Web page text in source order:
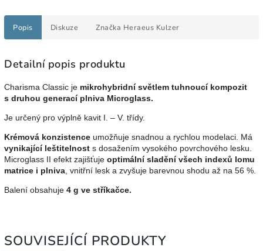
Popis Diskuze Značka Heraeus Kulzer
Detailní popis produktu
Charisma Classic je mikrohybridní světlem tuhnoucí kompozit
s druhou generací plniva Microglass.
Je určený pro výplně kavit I. – V. třídy.
Krémová konzistence umožňuje snadnou a rychlou modelaci. Má
vynikající leštitelnost s dosažením vysokého povrchového lesku.
Microglass II efekt zajišťuje optimální sladění všech indexů lomu
matrice i plniva, vnitřní lesk a zvyšuje barevnou shodu až na 56 %.
Balení obsahuje 4 g ve stříkačce.
SOUVISEJÍCÍ PRODUKTY